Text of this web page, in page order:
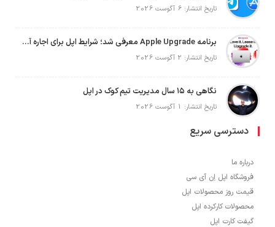
تاریخ انتشار: 6 آگوست 2026
برنامه Apple Upgrade معرفی شد؛ شرایط اپل برای اجاره آیفون، آیپد، مک و اپل واچ
تاریخ انتشار: 2 آگوست 2026
نگاهی به ۱۵ سال مدیریت تیم کوک در اپل
تاریخ انتشار: 1 آگوست 2026
دسترسی سریع
درباره ما
فروشگاه اپل اِن آی سی
قیمت روز محصولات اپل
محصولات کارکرده اپل
گیفت کارت اپل